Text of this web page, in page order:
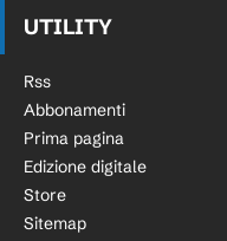
UTILITY
Rss
Abbonamenti
Prima pagina
Edizione digitale
Store
Sitemap